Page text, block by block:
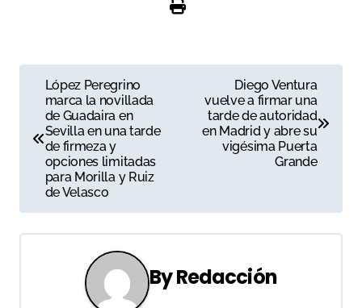
v
g
a
López Peregrino
marca la novillada
de Guadaira en
Sevilla en una tarde
de firmeza y
opciones limitadas
para Morilla y Ruiz
de Velasco
Diego Ventura
vuelve a firmar una
tarde de autoridad
en Madrid y abre su
vigésima Puerta
Grande
ByRedacción